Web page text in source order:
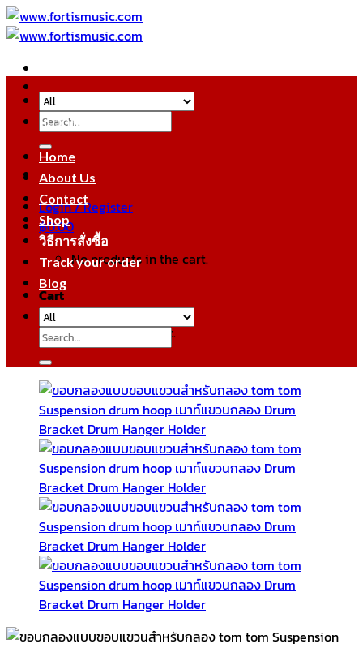
Skip
to
Search
for:
Login / Register
฿0.00
No products in the cart.
Cart
No products in the cart.
หมวดหมู่สินค้า
Home
About Us
Contact
Shop
วิธีการสั่งซื้อ
Track your order
Blog
Search
for: